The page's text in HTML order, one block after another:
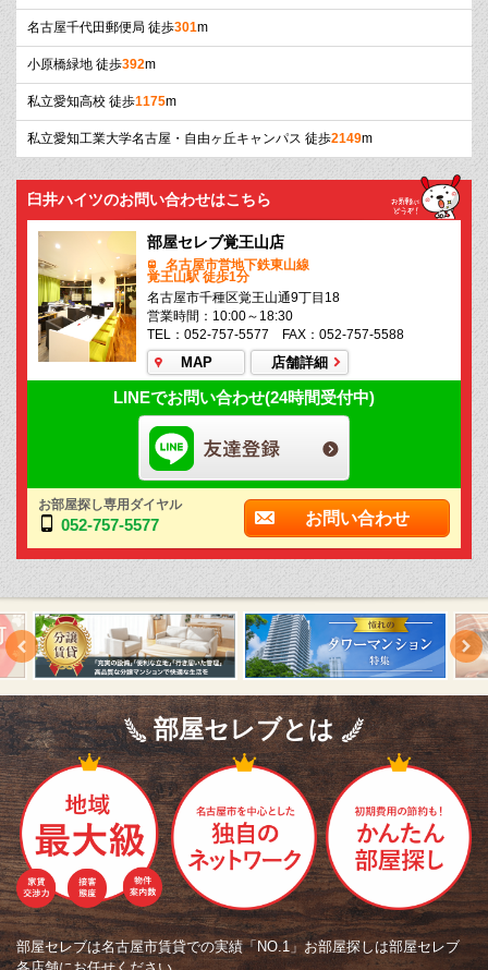
名古屋千代田郵便局 徒歩301m
小原橋緑地 徒歩392m
私立愛知高校 徒歩1175m
私立愛知工業大学名古屋・自由ヶ丘キャンパス 徒歩2149m
臼井ハイツのお問い合わせはこちら
部屋セレブ覚王山店
名古屋市営地下鉄東山線
覚王山駅 徒歩1分
名古屋市千種区覚王山通9丁目18
営業時間：10:00～18:30
TEL：052-757-5577 FAX：052-757-5588
MAP 店舗詳細
LINEでお問い合わせ(24時間受付中)
お部屋探し専用ダイヤル
052-757-5577 お問い合わせ
部屋セレブとは
部屋セレブは名古屋市賃貸での実績「NO.1」お部屋探しは部屋セレブ